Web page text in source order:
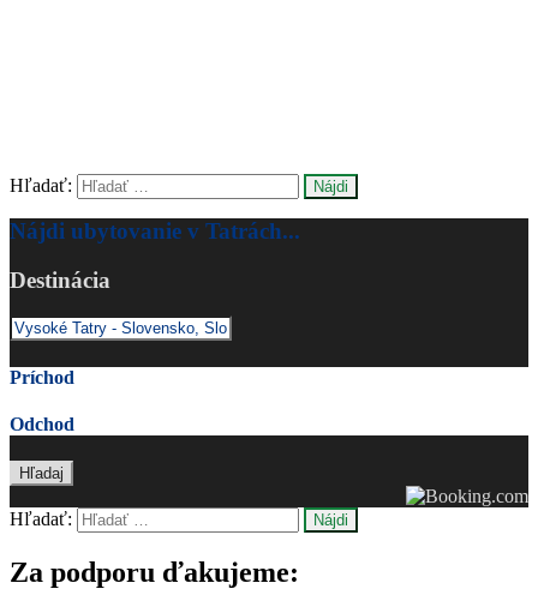
Hľadať:
Nájdi ubytovanie v Tatrách...
Destinácia
Príchod
Odchod
Hľadať:
Za podporu ďakujeme: